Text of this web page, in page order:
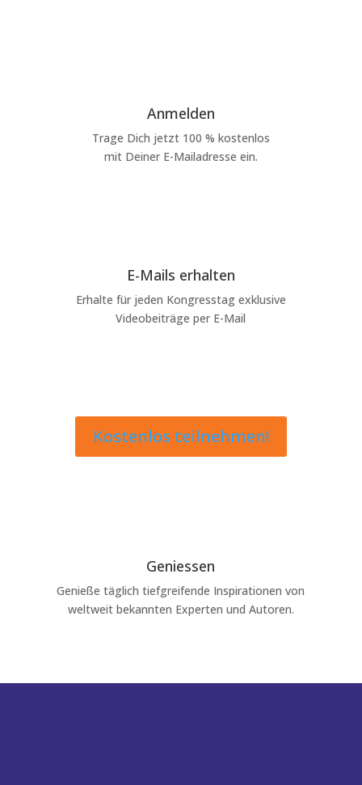
Anmelden
Trage Dich jetzt 100 % kostenlos
mit Deiner E-Mailadresse ein.
E-Mails erhalten
Erhalte für jeden Kongresstag exklusive
Videobeiträge per E-Mail
Kostenlos teilnehmen!
Geniessen
Genieße täglich tiefgreifende Inspirationen von
weltweit bekannten Experten und Autoren.